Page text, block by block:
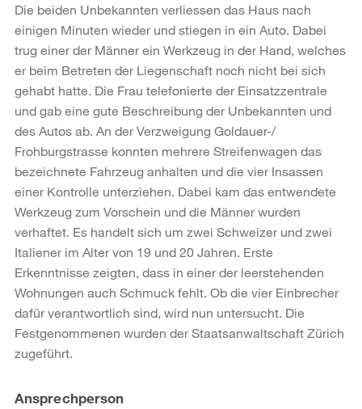
Die beiden Unbekannten verliessen das Haus nach
einigen Minuten wieder und stiegen in ein Auto. Dabei
trug einer der Männer ein Werkzeug in der Hand, welches
er beim Betreten der Liegenschaft noch nicht bei sich
gehabt hatte. Die Frau telefonierte der Einsatzzentrale
und gab eine gute Beschreibung der Unbekannten und
des Autos ab. An der Verzweigung Goldauer-/
Frohburgstrasse konnten mehrere Streifenwagen das
bezeichnete Fahrzeug anhalten und die vier Insassen
einer Kontrolle unterziehen. Dabei kam das entwendete
Werkzeug zum Vorschein und die Männer wurden
verhaftet. Es handelt sich um zwei Schweizer und zwei
Italiener im Alter von 19 und 20 Jahren. Erste
Erkenntnisse zeigten, dass in einer der leerstehenden
Wohnungen auch Schmuck fehlt. Ob die vier Einbrecher
dafür verantwortlich sind, wird nun untersucht. Die
Festgenommenen wurden der Staatsanwaltschaft Zürich
zugeführt.
Weitere
Ansprechperson